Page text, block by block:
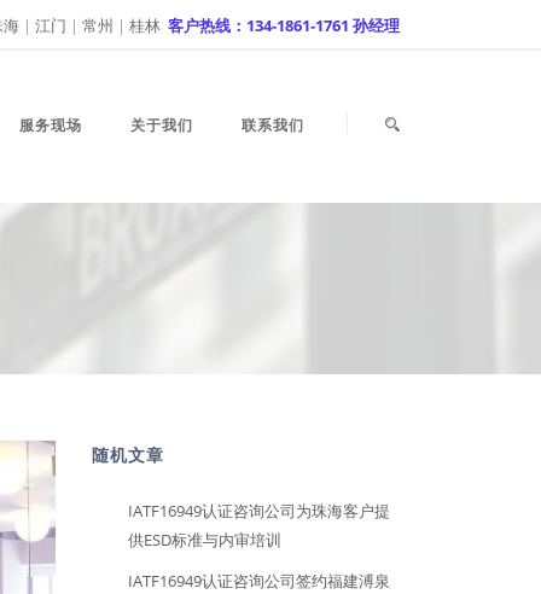
海 | 江门 | 常州 | 桂林 客户热线：134-1861-1761 孙经理
服务现场 关于我们 联系我们
随机文章
IATF16949认证咨询公司为珠海客户提
供ESD标准与内审培训
IATF16949认证咨询公司签约福建溥泉